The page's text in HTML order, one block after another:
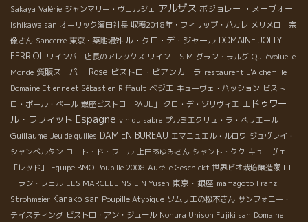
Sakaya Valérie ジャンマリー・ヴェルジェ アルザス ボジョレー ・ヌーヴォー
Ishikawa san オーリック濱田社長 収穫2018年・フィリップ・パカレ メリメロ 宗
像さん Sancerre 東京・築地場外 ル・クロ・デ・ジャール DOMAINE JOLLY
FERRIOL ワインバー店長のアレックス ワイン ＳＭ グラン・ラルグ Qui évolue le
Monde 質販スーパー Rose ビストロ・ビアンカーラ restaurent L'Alchemille
Domaine Etienne et Sébastien Riffault ベジエ キューヴェ・パッション ビスト
ロ・ポール・ベール 銀座ビストロ「PAUL」 クロ・デ・ゾリヴィエ エドゥワー
ル・ラフィット Espagne vin du sabre プルミエクリュ・ラ・ペリエール
Guillaume Jeu de quilles DAMIEN BUREAU エマニュエル・ルロワ ジュヴレイ・
シャンベルタン コート・ド・フール 上田あゆみさん シャント・クク キューヴェ
「レッド」
Equipe BMO Poupille 2008 Aurélie Geschickt 世界ビオ栽培醸造家 ロ
ーラン・フェル LES MARCELLINS LIN Yusen 東京・銀座 mamagoto Franz
Strohmeier Kanako san Poupille Atypique ソムリエの松本さん サンフォニー・
テイスティング ビストロ・アン・ジュール Nonura Unison Fujiki san Domaine